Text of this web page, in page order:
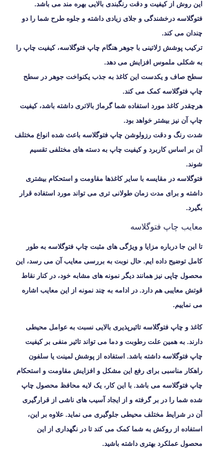
این روش از کیفیت و دقت رنگبندی بالایی بهره مند می باشد.
فتوگلاسه درخشندگی و جلای زیادی داشته و جلوه طرح شما را دو
چندان می کند.
ترکیب پوشش ژلاتینی با جوهر هنگام چاپ فتوگلاسه، کیفیت چاپ را
به شکلی ملموس افزایش می دهد.
سطح صاف و یکدست این کاغذ به جذب یکنواخت جوهر در سطح
چاپ فتوگلاسه کمک می کند.
هرچقدر کاغذ مورد استفاده شما گرماژ بالاتری داشته باشد، کیفیت
چاپ آن نیز بیشتر خواهد بود.
شدت رنگ و دقت رزولوشن چاپ فتوگلاسه باعث شده انواع مختلف
آن بر اساس کاربرد و کیفیت چاپ به دسته های مختلفی تقسیم
شوند.
فتوگلاسه در مقایسه با سایر کاغذها مقاومت و استحکام بیشتری
داشته و برای مدت زمان طولانی تری می تواند مورد استفاده قرار
بگیرد.
معایب چاپ فتوگلاسه
تا این جا درباره مزایا و ویژگی های مثبت چاپ فتوگلاسه به طور
کامل توضیح داده ایم. حال نوبت به بررسی معایب آن می رسد، این
محصول چاپی نیز همانند دیگر نمونه های مشابه خود، در کنار نقاط
قوتش معایبی هم دارد. در ادامه به چند نمونه از این معایب اشاره
می نماییم.
کاغذ و چاپ فتوگلاسه تاثیرپذیری بالایی نسبت به عوامل محیطی
دارند. به همین علت رطوبت و دما می تواند تاثیر منفی بر کیفیت
چاپ فتوگلاسه داشته باشد. استفاده از پوشش لمینت یا سلفون
راهکار مناسبی برای رفع این مشکل و افزایش مقاومت و استحکام
چاپ فتوگلاسه می باشد. با این کار، یک لایه محافظ محصول چاپ
شده شما را در بر گرفته و از ایجاد آسیب های ناشی از قرارگیری
آن در شرایط مختلف محیطی جلوگیری می نماید. علاوه بر این،
استفاده از روکش به شما کمک می کند تا در نگهداری از این
محصول عملکرد بهتری داشته باشید.